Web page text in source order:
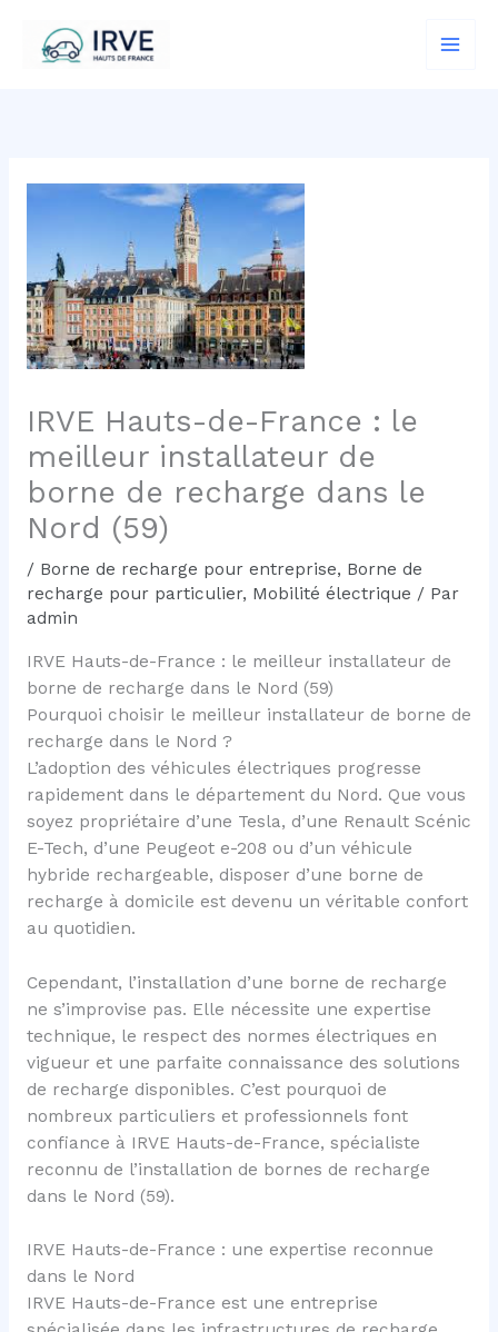
contenu
IRVE Hauts-de-France : le
meilleur installateur de
borne de recharge dans le
Nord (59)
/ Borne de recharge pour entreprise, Borne de
recharge pour particulier, Mobilité électrique / Par
admin
IRVE Hauts-de-France : le meilleur installateur de
borne de recharge dans le Nord (59)
Pourquoi choisir le meilleur installateur de borne de
recharge dans le Nord ?
L’adoption des véhicules électriques progresse
rapidement dans le département du Nord. Que vous
soyez propriétaire d’une Tesla, d’une Renault Scénic
E-Tech, d’une Peugeot e-208 ou d’un véhicule
hybride rechargeable, disposer d’une borne de
recharge à domicile est devenu un véritable confort
au quotidien.
Cependant, l’installation d’une borne de recharge
ne s’improvise pas. Elle nécessite une expertise
technique, le respect des normes électriques en
vigueur et une parfaite connaissance des solutions
de recharge disponibles. C’est pourquoi de
nombreux particuliers et professionnels font
confiance à IRVE Hauts-de-France, spécialiste
reconnu de l’installation de bornes de recharge
dans le Nord (59).
IRVE Hauts-de-France : une expertise reconnue
dans le Nord
IRVE Hauts-de-France est une entreprise